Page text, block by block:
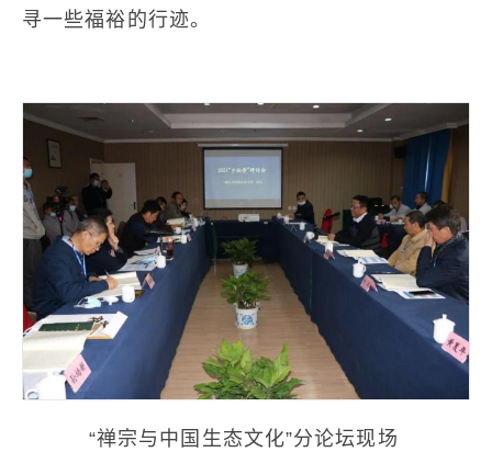
寻一些福裕的行迹。
“禅宗与中国生态文化”分论坛现场